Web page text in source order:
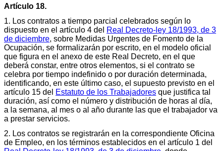
Artículo 18.
1. Los contratos a tiempo parcial celebrados según lo
dispuesto en el artículo 4 del Real Decreto-ley 18/1993, de 3
de diciembre, sobre Medidas Urgentes de Fomento de la
Ocupación, se formalizarán por escrito, en el modelo oficial
que figura en el anexo de este Real Decreto, en el que
deberá constar, entre otros elementos, si el contrato se
celebra por tiempo indefinido o por duración determinada,
identificando, en este último caso, el supuesto previsto en el
artículo 15 del Estatuto de los Trabajadores que justifica tal
duración, así como el número y distribución de horas al día,
a la semana, al mes o al año durante las que el trabajador va
a prestar servicios.
2. Los contratos se registrarán en la correspondiente Oficina
de Empleo, en los términos establecidos en el artículo 1 del